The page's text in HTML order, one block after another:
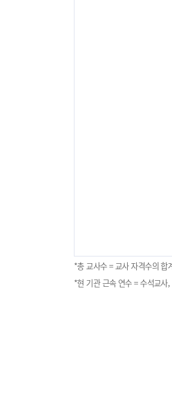
*총 교사수 = 교사 자격수의 합
*현 기관 근속 연수 = 수석교